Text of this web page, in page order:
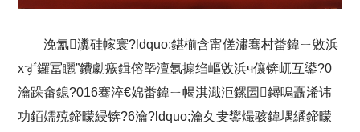
浼氳瀵硅幏寰?ldquo;鍖椾含甯傞潚骞村畨鍏ㄧ敓浜
хず鑼冨矖”鐨勮瘯鍓傛墍澶氬搧绉嶇敓浜ч儴锛屼互鍙?0
瀹跺畬鎴?016骞淬€婂畨鍏ㄧ幆淇濈洰鏍囩鐞嗚矗浠讳
功銆嬬殑鍗曚綅锛?6瀹?ldquo;瀹夊叏鐢熶骇鍏堣繘鍗曚